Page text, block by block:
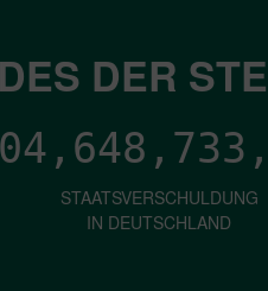
DER
STAATSVERSCHULDUNG
IN DEUTSCHLAND